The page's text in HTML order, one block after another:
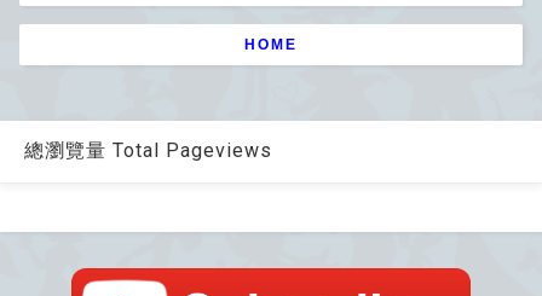
HOME
總瀏覽量 Total Pageviews